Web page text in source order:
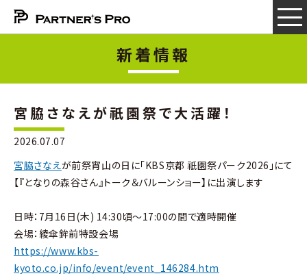
新着情報
宮脇さなえが祇園祭で大活躍！
2026.07.07
宮脇さなえが前祭宵山の日に「KBS京都 祇園祭パーク2026」にて
【『となりの森谷さん』トーク＆バルーンショー】に出演します
日時：7月16日(木) 14:30頃～17:00の間で適時開催
会場：綾傘鉾前特設会場
https://www.kbs-
kyoto.co.jp/info/event/event_146284.htm